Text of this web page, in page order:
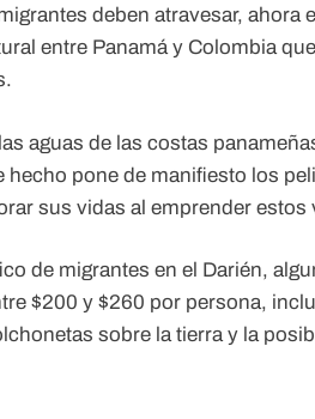
deben atravesar, ahora
entre Panamá y Colombia
aguas de las costas
pone de manifiesto los
sus vidas al emprender estos
de migrantes en el Darién,
$200 y $260 por persona,
sobre la tierra y la